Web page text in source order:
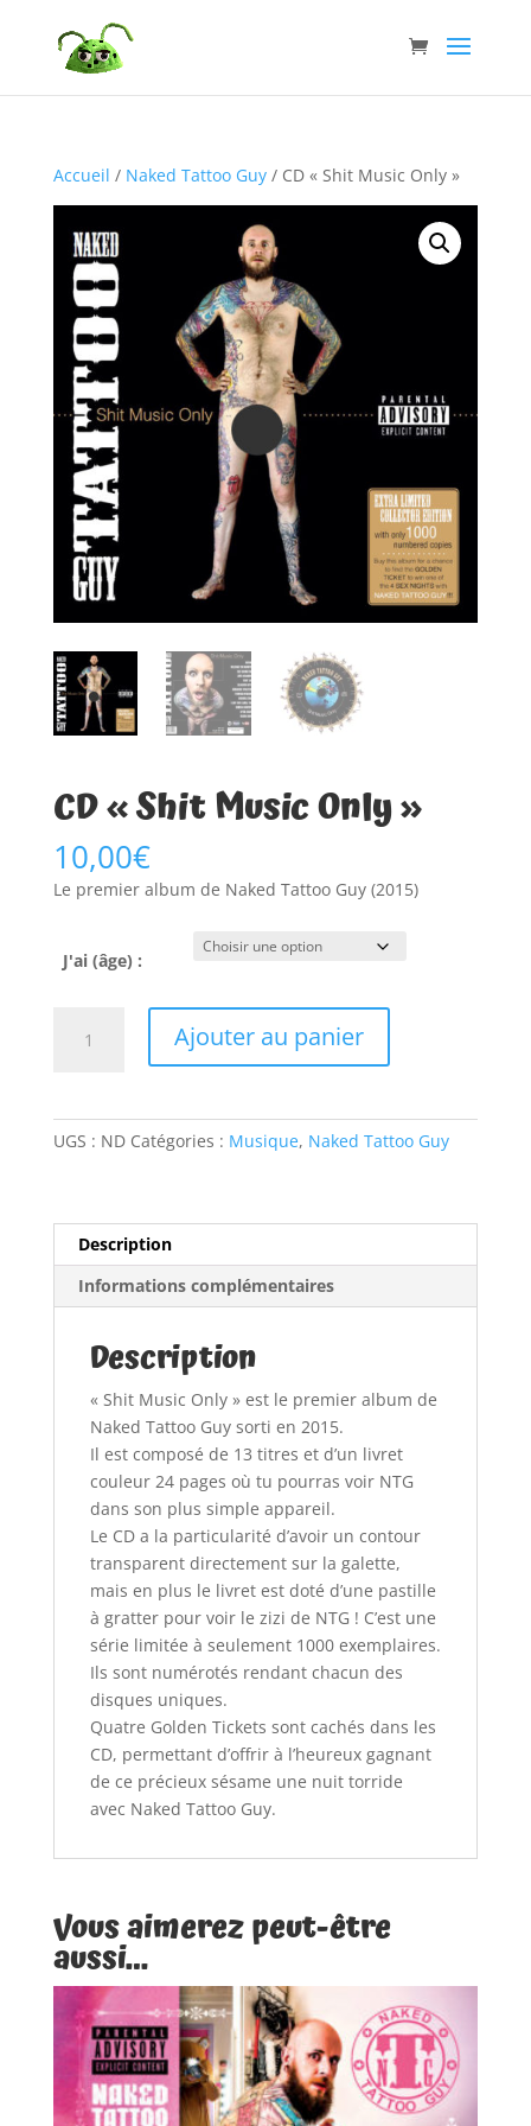
Accueil / Naked Tattoo Guy/ CD « Shit Music Only »
CD « Shit Music Only »
10,00€
Le premier album de Naked Tattoo Guy (2015)
J'ai (âge) :
Ajouter au panier
r
v
UGS : ND Catégories : Musique, Naked Tattoo Guy
Description
Informations complémentaires
Description
« Shit Music Only » est le premier album de
Naked Tattoo Guy sorti en 2015.
Il est composé de 13 titres et d’un livret
couleur 24 pages où tu pourras voir NTG
dans son plus simple appareil.
Le CD a la particularité d’avoir un contour
transparent directement sur la galette,
mais en plus le livret est doté d’une pastille
à gratter pour voir le zizi de NTG ! C’est une
série limitée à seulement 1000 exemplaires.
Ils sont numérotés rendant chacun des
disques uniques.
Quatre Golden Tickets sont cachés dans les
CD, permettant d’offrir à l’heureux gagnant
de ce précieux sésame une nuit torride
avec Naked Tattoo Guy.
Vous aimerez peut-être
aussi…